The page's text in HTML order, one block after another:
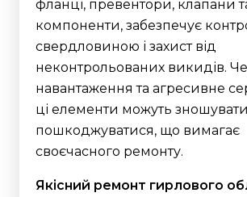
фланці, превентори, клапани
компоненти, забезпечує
свердловиною і захист від
неконтрольованих викидів.
навантаження та агресивне
ці елементи можуть
пошкоджуватися, що вимагає
своєчасного ремонту.
Якісний ремонт гирлового